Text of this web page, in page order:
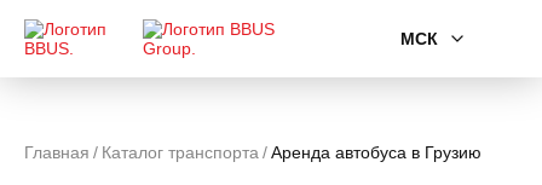
МСК
Главная Каталог транспорта Аренда автобуса в Грузию